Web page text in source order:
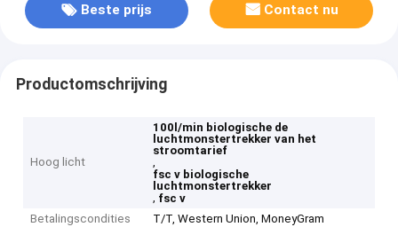
Beste prijs Contact nu
Productomschrijving
Hoog licht
100l/min biologische de
luchtmonstertrekker van het
stroomtarief
,
fsc v biologische
luchtmonstertrekker
, fsc v
Betalingscondities
T/T, Western Union, MoneyGram